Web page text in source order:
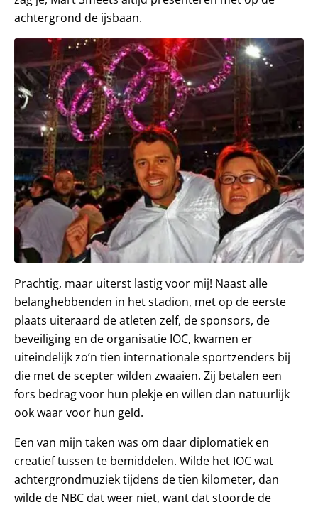
achtergrond de ijsbaan.
Prachtig, maar uiterst lastig voor mij! Naast alle
belanghebbenden in het stadion, met op de eerste
plaats uiteraard de atleten zelf, de sponsors, de
beveiliging en de organisatie IOC, kwamen er
uiteindelijk zo’n tien internationale sportzenders bij
die met de scepter wilden zwaaien. Zij betalen een
fors bedrag voor hun plekje en willen dan natuurlijk
ook waar voor hun geld.
Een van mijn taken was om daar diplomatiek en
creatief tussen te bemiddelen. Wilde het IOC wat
achtergrondmuziek tijdens de tien kilometer, dan
wilde de NBC dat weer niet, want dat stoorde de